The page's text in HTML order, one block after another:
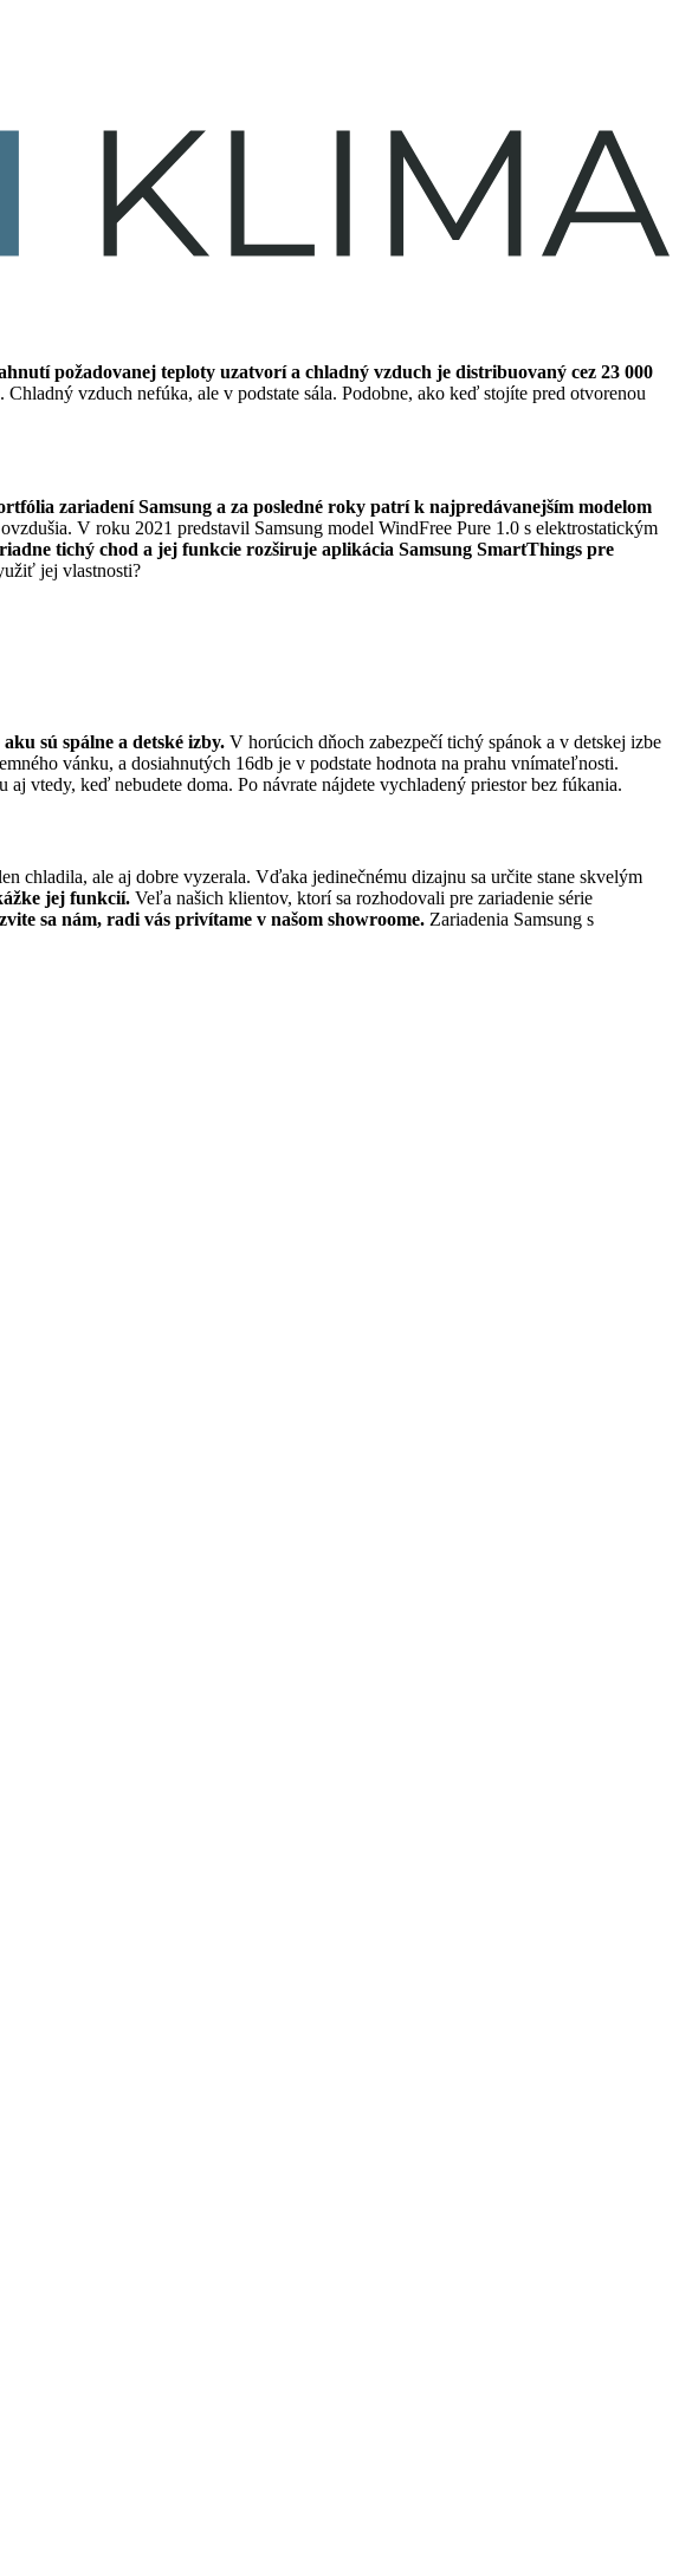
požadovanej teploty uzatvorí a chladný vzduch je distribuovaný cez 23 000
vzduch nefúka, ale v podstate sála. Podobne, ako keď stojíte pred otvorenou
zariadení Samsung a za posledné roky patrí k najpredávanejším modelom
V roku 2021 predstavil Samsung model WindFree Pure 1.0 s elektrostatickým
tichý chod a jej funkcie rozširuje aplikácia Samsung SmartThings pre
jej vlastnosti?
sú spálne a detské izby. V horúcich dňoch zabezpečí tichý spánok a v detskej izbe
vánku, a dosiahnutých 16db je v podstate hodnota na prahu vnímateľnosti.
vtedy, keď nebudete doma. Po návrate nájdete vychladený priestor bez fúkania.
chladila, ale aj dobre vyzerala. Vďaka jedinečnému dizajnu sa určite stane skvelým
jej funkcií. Veľa našich klientov, ktorí sa rozhodovali pre zariadenie série
sa nám, radi vás privítame v našom showroome. Zariadenia Samsung s